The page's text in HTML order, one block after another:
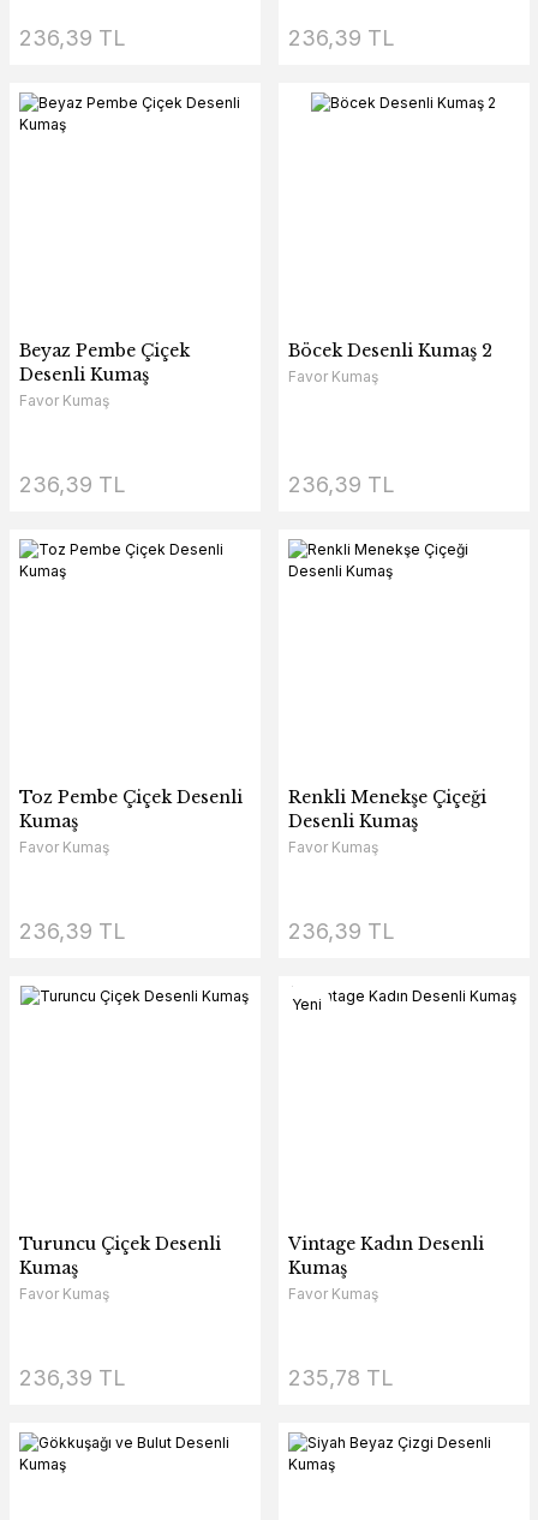
236,39 TL 236,39 TL
Beyaz Pembe Çiçek
Desenli Kumaş
Favor Kumaş
236,39 TL
Böcek Desenli Kumaş 2
Favor Kumaş
236,39 TL
Toz Pembe Çiçek Desenli
Kumaş
Favor Kumaş
236,39 TL
Renkli Menekşe Çiçeği
Desenli Kumaş
Favor Kumaş
236,39 TL
Turuncu Çiçek Desenli
Kumaş
Favor Kumaş
236,39 TL
Yeni
Vintage Kadın Desenli
Kumaş
Favor Kumaş
235,78 TL